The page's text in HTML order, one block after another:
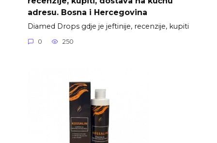
adresu. Bosna i Hercegovina
Diamed Drops gdje je jeftinije, recenzije, kupiti
0 250